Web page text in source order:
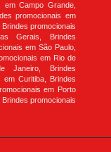
Campo Grande,
promocionais em
promocionais
Gerais, Brindes
em São Paulo,
em Rio de
Janeiro, Brindes
em Curitiba, Brindes
em Porto
promocionais